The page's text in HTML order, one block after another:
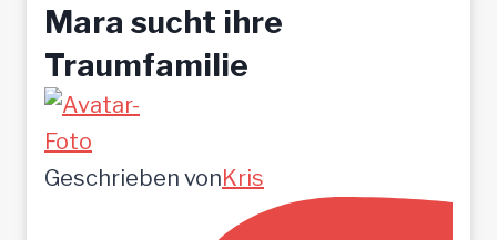
Mara sucht ihre
Traumfamilie
Geschrieben vonKris